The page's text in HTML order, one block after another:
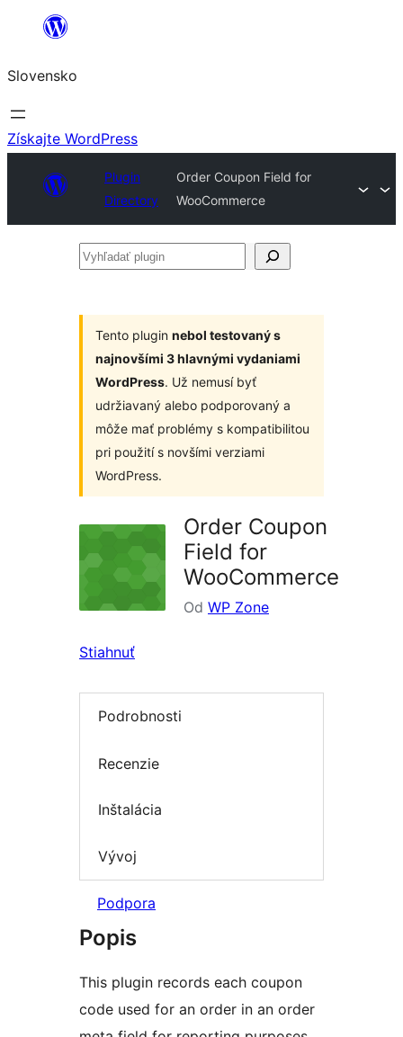
Prejsť
obsah
Slovensko
Získajte WordPress
Plugin
Directory
Order Coupon Field for
WooCommerce
Vyhľadať
Tento plugin nebol testovaný s
najnovšími 3 hlavnými vydaniami
WordPress. Už nemusí byť
udržiavaný alebo podporovaný a
môže mať problémy s kompatibilitou
pri použití s novšími verziami
WordPress.
Order Coupon
Field for
WooCommerce
Od WP Zone
Stiahnuť
Podrobnosti
Recenzie
Inštalácia
Vývoj
Podpora
Popis
This plugin records each coupon
code used for an order in an order